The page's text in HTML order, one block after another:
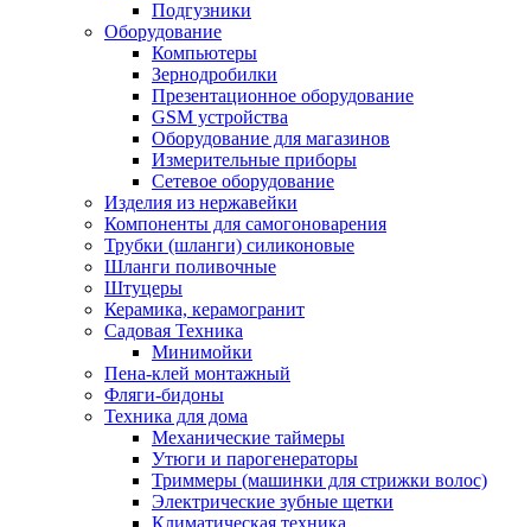
Подгузники
Оборудование
Компьютеры
Зернодробилки
Презентационное оборудование
GSM устройства
Оборудование для магазинов
Измерительные приборы
Сетевое оборудование
Изделия из нержавейки
Компоненты для самогоноварения
Трубки (шланги) силиконовые
Шланги поливочные
Штуцеры
Керамика, керамогранит
Садовая Техника
Минимойки
Пена-клей монтажный
Фляги-бидоны
Техника для дома
Механические таймеры
Утюги и парогенераторы
Триммеры (машинки для стрижки волос)
Электрические зубные щетки
Климатическая техника